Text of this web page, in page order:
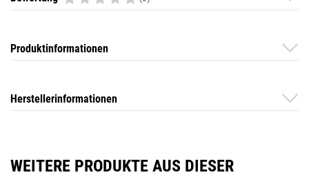
Produktinformationen
Herstellerinformationen
WEITERE PRODUKTE AUS DIESER